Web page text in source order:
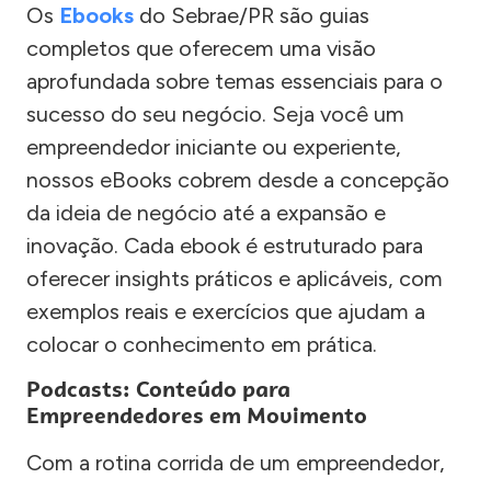
Os Ebooks do Sebrae/PR são guias
completos que oferecem uma visão
aprofundada sobre temas essenciais para o
sucesso do seu negócio. Seja você um
empreendedor iniciante ou experiente,
nossos eBooks cobrem desde a concepção
da ideia de negócio até a expansão e
inovação. Cada ebook é estruturado para
oferecer insights práticos e aplicáveis, com
exemplos reais e exercícios que ajudam a
colocar o conhecimento em prática.
Podcasts: Conteúdo para
Empreendedores em Movimento
Com a rotina corrida de um empreendedor,